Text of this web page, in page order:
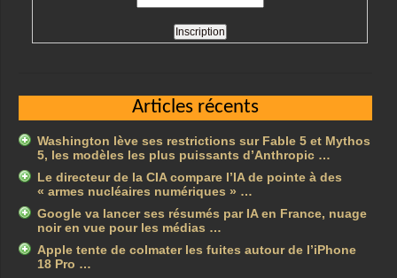
Articles récents
Washington lève ses restrictions sur Fable 5 et Mythos
5, les modèles les plus puissants d’Anthropic …
Le directeur de la CIA compare l’IA de pointe à des
« armes nucléaires numériques » …
Google va lancer ses résumés par IA en France, nuage
noir en vue pour les médias …
Apple tente de colmater les fuites autour de l’iPhone
18 Pro …